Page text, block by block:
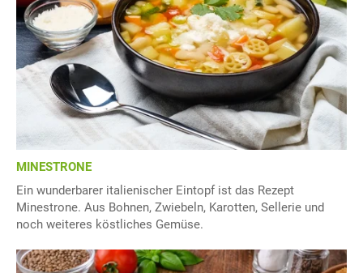
MINESTRONE
Ein wunderbarer italienischer Eintopf ist das Rezept
Minestrone. Aus Bohnen, Zwiebeln, Karotten, Sellerie und
noch weiteres köstliches Gemüse.